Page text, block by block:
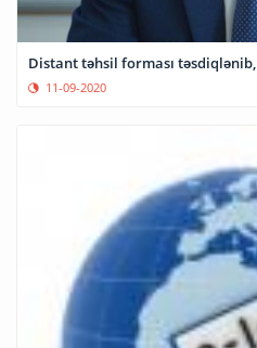
Distant təhsil forması
11-09-2020